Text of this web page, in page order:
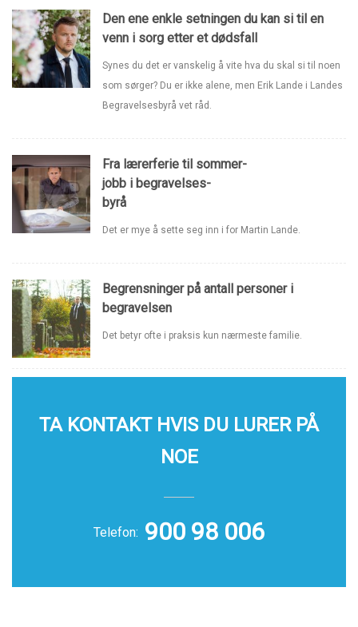
Den ene enkle setningen du kan si til en
venn i sorg etter et dødsfall
Synes du det er vanskelig å vite hva du skal si til noen
som sørger? Du er ikke alene, men Erik Lande i Landes
Begravelsesbyrå vet råd.
Fra lærerferie til sommer-
jobb i begravelses-
byrå
Det er mye å sette seg inn i for Martin Lande.
Begrensninger på antall personer i
begravelsen
Det betyr ofte i praksis kun nærmeste familie.
TA KONTAKT HVIS DU LURER PÅ
NOE
Telefon: 900 98 006